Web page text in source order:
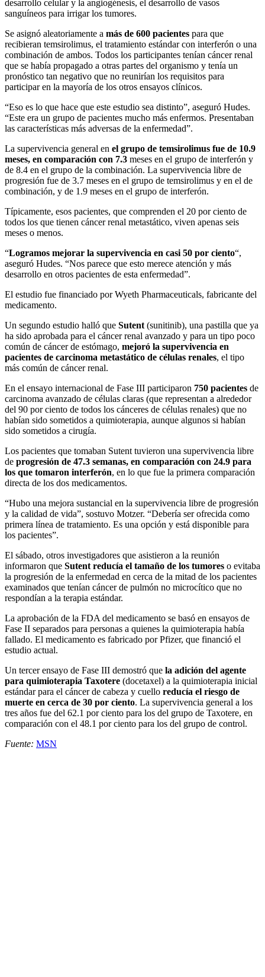
desarrollo celular y la angiogénesis, el desarrollo de vasos
sanguíneos para irrigar los tumores.
Se asignó aleatoriamente a más de 600 pacientes para que
recibieran temsirolimus, el tratamiento estándar con interferón o una
combinación de ambos. Todos los participantes tenían cáncer renal
que se había propagado a otras partes del organismo y tenía un
pronóstico tan negativo que no reunirían los requisitos para
participar en la mayoría de los otros ensayos clínicos.
“Eso es lo que hace que este estudio sea distinto”, aseguró Hudes.
“Este era un grupo de pacientes mucho más enfermos. Presentaban
las características más adversas de la enfermedad”.
La supervivencia general en el grupo de temsirolimus fue de 10.9
meses, en comparación con 7.3 meses en el grupo de interferón y
de 8.4 en el grupo de la combinación. La supervivencia libre de
progresión fue de 3.7 meses en el grupo de temsirolimus y en el de
combinación, y de 1.9 meses en el grupo de interferón.
Típicamente, esos pacientes, que comprenden el 20 por ciento de
todos los que tienen cáncer renal metastático, viven apenas seis
meses o menos.
“Logramos mejorar la supervivencia en casi 50 por ciento“,
aseguró Hudes. “Nos parece que esto merece atención y más
desarrollo en otros pacientes de esta enfermedad”.
El estudio fue financiado por Wyeth Pharmaceuticals, fabricante del
medicamento.
Un segundo estudio halló que Sutent (sunitinib), una pastilla que ya
ha sido aprobada para el cáncer renal avanzado y para un tipo poco
común de cáncer de estómago, mejoró la supervivencia en
pacientes de carcinoma metastático de células renales, el tipo
más común de cáncer renal.
En el ensayo internacional de Fase III participaron 750 pacientes de
carcinoma avanzado de células claras (que representan a alrededor
del 90 por ciento de todos los cánceres de células renales) que no
habían sido sometidos a quimioterapia, aunque algunos si habían
sido sometidos a cirugía.
Los pacientes que tomaban Sutent tuvieron una supervivencia libre
de progresión de 47.3 semanas, en comparación con 24.9 para
los que tomaron interferón, en lo que fue la primera comparación
directa de los dos medicamentos.
“Hubo una mejora sustancial en la supervivencia libre de progresión
y la calidad de vida”, sostuvo Motzer. “Debería ser ofrecida como
primera línea de tratamiento. Es una opción y está disponible para
los pacientes”.
El sábado, otros investigadores que asistieron a la reunión
informaron que Sutent reducía el tamaño de los tumores o evitaba
la progresión de la enfermedad en cerca de la mitad de los pacientes
examinados que tenían cáncer de pulmón no microcítico que no
respondían a la terapia estándar.
La aprobación de la FDA del medicamento se basó en ensayos de
Fase II separados para personas a quienes la quimioterapia había
fallado. El medicamento es fabricado por Pfizer, que financió el
estudio actual.
Un tercer ensayo de Fase III demostró que la adición del agente
para quimioterapia Taxotere (docetaxel) a la quimioterapia inicial
estándar para el cáncer de cabeza y cuello reducía el riesgo de
muerte en cerca de 30 por ciento. La supervivencia general a los
tres años fue del 62.1 por ciento para los del grupo de Taxotere, en
comparación con el 48.1 por ciento para los del grupo de control.
Fuente: MSN